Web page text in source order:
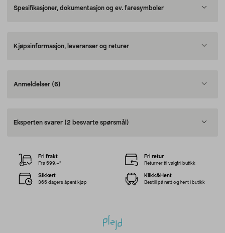
Spesifikasjoner, dokumentasjon og ev. faresymboler
Kjøpsinformasjon, leveranser og returer
Anmeldelser (6)
Eksperten svarer (2 besvarte spørsmål)
Fri frakt
Fra 599,–*
Fri retur
Returner til valgfri butikk
Sikkert
365 dagers åpent kjøp
Klikk&Hent
Bestill på nett og hent i butikk